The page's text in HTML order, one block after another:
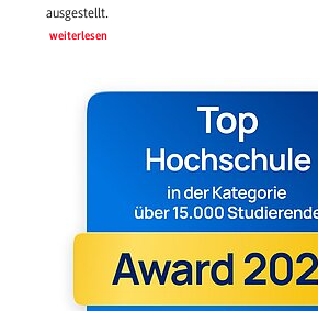
ausgestellt.
weiterlesen